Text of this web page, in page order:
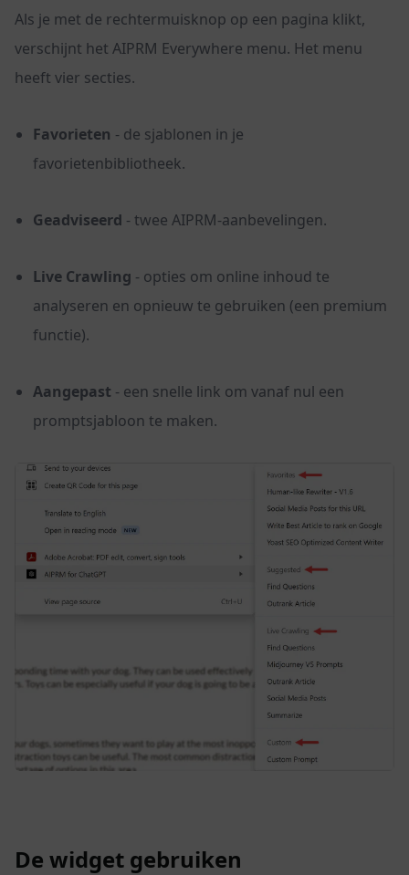
Als je met de rechtermuisknop op een pagina klikt,
verschijnt het AIPRM Everywhere menu. Het menu
heeft vier secties.
Favorieten - de sjablonen in je
favorietenbibliotheek.
Geadviseerd - twee AIPRM-aanbevelingen.
Live Crawling - opties om online inhoud te
analyseren en opnieuw te gebruiken (een premium
functie).
Aangepast - een snelle link om vanaf nul een
promptsjabloon te maken.
De widget gebruiken